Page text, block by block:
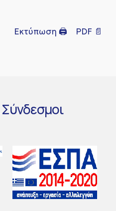
Εκτύπωση 🖨 PDF 📄
Σύνδεσμοι